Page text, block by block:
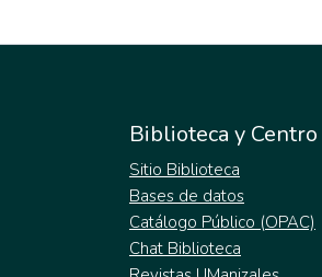
Biblioteca y
Sitio Biblioteca
Bases de datos
Catálogo Público (OPAC)
Chat Biblioteca